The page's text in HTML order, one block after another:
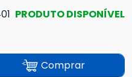
PRODUTO DISPONÍVEL
Comprar